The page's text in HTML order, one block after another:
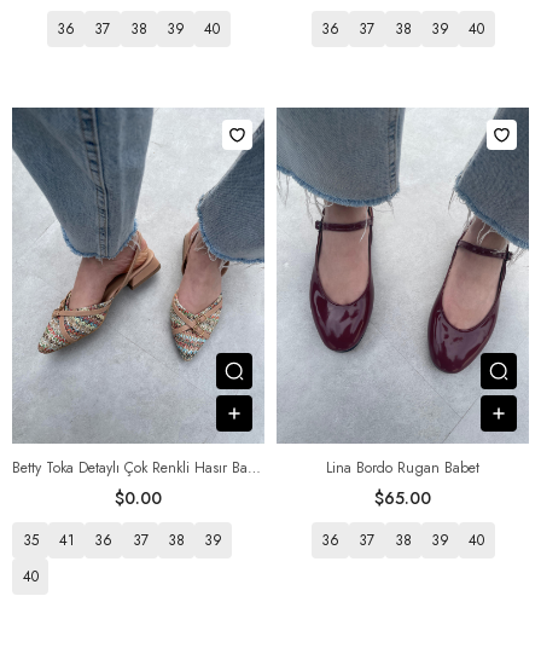
36 37 38 39 40 36 37 38 39 40
Betty Toka Detaylı Çok Renkli Hasır Babet
$0.00
Посмотреть товар
35 41 36 37 38
39
40
Lina Bordo Rugan Babet
$65.00
36 37 38 39 40